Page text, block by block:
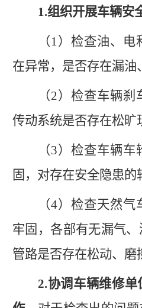
1.组织开展车辆安
（ 1 ） 检查油、电
在异常，是否存在漏油
（2） 检查车辆刹
传动系统是否存在松旷
（3） 检查车辆车
固，对存在安全隐患的
（4） 检查天然气
牢固，各部有无漏气
管路是否存在松动、磨
2.协调车辆维修单